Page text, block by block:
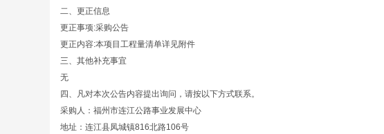
二、更正信息
更正事项:采购公告
更正内容:本项目工程量清单详见附件
三、其他补充事宜
无
四、凡对本次公告内容提出询问，请按以下方式联系。
采购人：福州市连江公路事业发展中心
地址：连江县凤城镇816北路106号